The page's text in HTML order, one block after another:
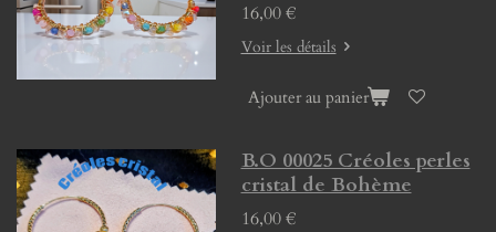
16,00 €
Voir les détails
Ajouter au panier
B.O 00025 Créoles perles
cristal de Bohème
16,00 €